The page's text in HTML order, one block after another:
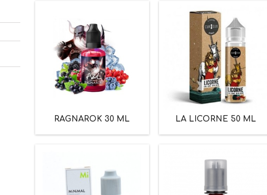
RAGNAROK 30 ML LA LICORNE 50 ML